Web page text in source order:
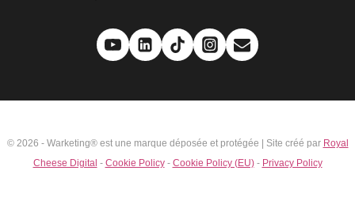
© 2026 - Warketing® est une marque déposée et protégée | Site créé par Royal
Cheese Digital - Cookie Policy- Cookie Policy (EU)- Privacy Policy